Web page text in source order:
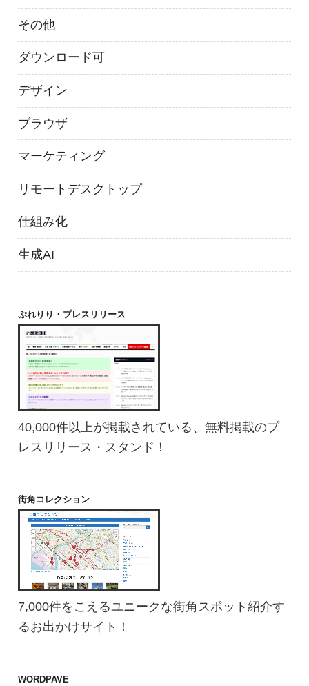
その他
ダウンロード可
デザイン
ブラウザ
マーケティング
リモートデスクトップ
仕組み化
生成AI
ぷれりり・プレスリリース
40,000件以上が掲載されている、無料掲載のプ
レスリリース・スタンド！
街角コレクション
7,000件をこえるユニークな街角スポット紹介す
るお出かけサイト！
WORDPAVE